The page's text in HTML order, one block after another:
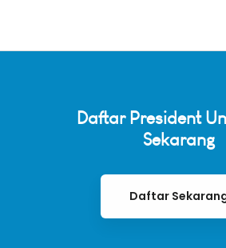
Daftar President
Sekarang
Daftar